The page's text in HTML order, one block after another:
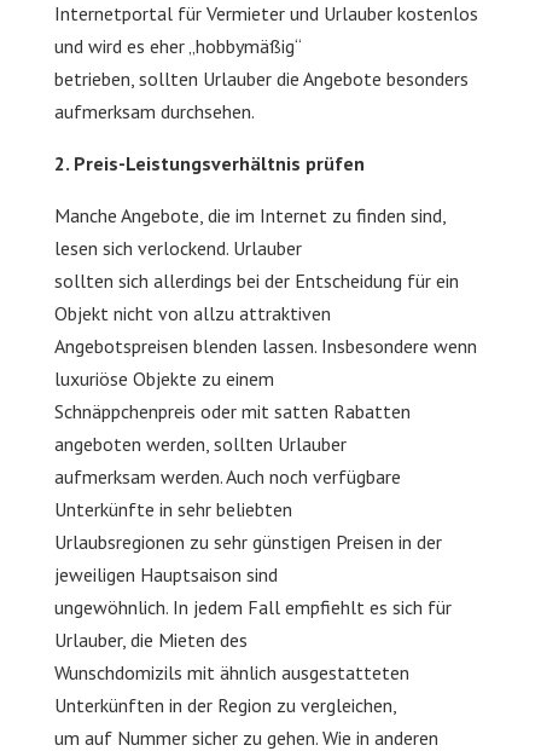
Internetportal für Vermieter und Urlauber kostenlos
und wird es eher „hobbymäßig“
betrieben, sollten Urlauber die Angebote besonders
aufmerksam durchsehen.
2. Preis-Leistungsverhältnis prüfen
Manche Angebote, die im Internet zu finden sind,
lesen sich verlockend. Urlauber
sollten sich allerdings bei der Entscheidung für ein
Objekt nicht von allzu attraktiven
Angebotspreisen blenden lassen. Insbesondere wenn
luxuriöse Objekte zu einem
Schnäppchenpreis oder mit satten Rabatten
angeboten werden, sollten Urlauber
aufmerksam werden. Auch noch verfügbare
Unterkünfte in sehr beliebten
Urlaubsregionen zu sehr günstigen Preisen in der
jeweiligen Hauptsaison sind
ungewöhnlich. In jedem Fall empfiehlt es sich für
Urlauber, die Mieten des
Wunschdomizils mit ähnlich ausgestatteten
Unterkünften in der Region zu vergleichen,
um auf Nummer sicher zu gehen. Wie in anderen